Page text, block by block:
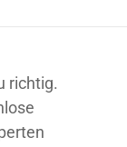
richtig.